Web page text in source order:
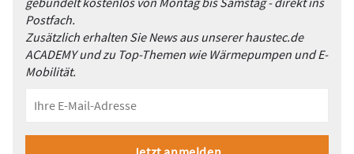
Postfach.
Zusätzlich erhalten Sie News aus unserer haustec.de
ACADEMY und zu Top-Themen wie Wärmepumpen und E-
Mobilität.